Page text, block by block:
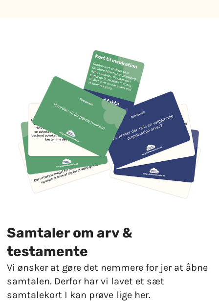
Samtaler om arv &
testamente
Vi ønsker at gøre det nemmere for jer at åbne
samtalen. Derfor har vi lavet et sæt
samtalekort I kan prøve lige her.